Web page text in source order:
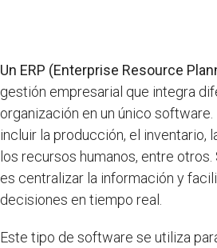
Un ERP (Enterprise Resource
gestión empresarial que integra
organización en un único
incluir la producción, el inventario,
los recursos humanos, entre
es centralizar la información y
decisiones en tiempo real.
Este tipo de software se utiliza